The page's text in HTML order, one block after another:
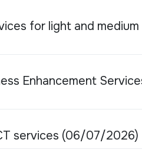
for light and
Enhancement
services (06/07/2026)